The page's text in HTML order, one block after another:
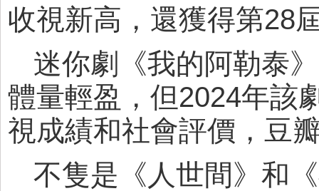
收視新高，還獲得第28
迷你劇《我的阿勒泰
體量輕盈，但2024年該
視成績和社會評價，豆
不隻是《人世間》和